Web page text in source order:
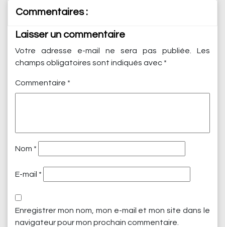
Commentaires :
Laisser un commentaire
Votre adresse e-mail ne sera pas publiée.
Les
champs obligatoires sont indiqués avec *
Commentaire *
Nom *
E-mail *
Enregistrer mon nom, mon e-mail et mon site dans le
navigateur pour mon prochain commentaire.